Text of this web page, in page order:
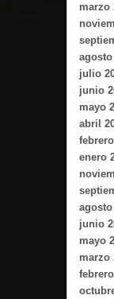
marzo
agosto
julio
junio
mayo
abril
enero
agosto
junio
mayo
marzo